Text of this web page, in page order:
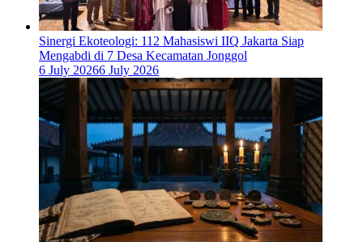
‎Sinergi Ekoteologi: 112 Mahasiswi IIQ Jakarta Siap
Mengabdi di 7 Desa Kecamatan Jonggol
6 July 20266 July 2026